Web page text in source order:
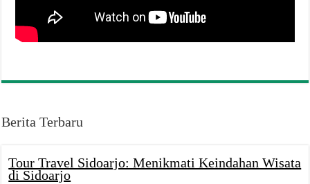
Berita Terbaru
Tour Travel Sidoarjo: Menikmati Keindahan Wisata
di Sidoarjo